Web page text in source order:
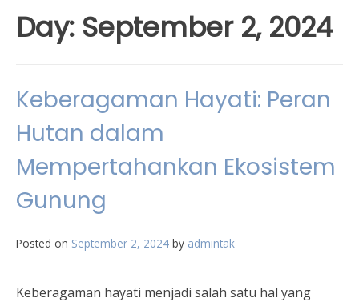
Day: September 2, 2024
Keberagaman Hayati: Peran
Hutan dalam
Mempertahankan Ekosistem
Gunung
Posted on September 2, 2024 by admintak
Keberagaman hayati menjadi salah satu hal yang